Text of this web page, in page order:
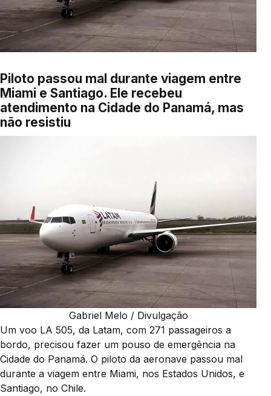
Piloto passou mal durante viagem entre
Miami e Santiago. Ele recebeu
atendimento na Cidade do Panamá, mas
não resistiu
Gabriel Melo / Divulgação
Um voo LA 505, da Latam, com 271 passageiros a
bordo, precisou fazer um pouso de emergência na
Cidade do Panamá. O piloto da aeronave passou mal
durante a viagem entre Miami, nos Estados Unidos, e
Santiago, no Chile.